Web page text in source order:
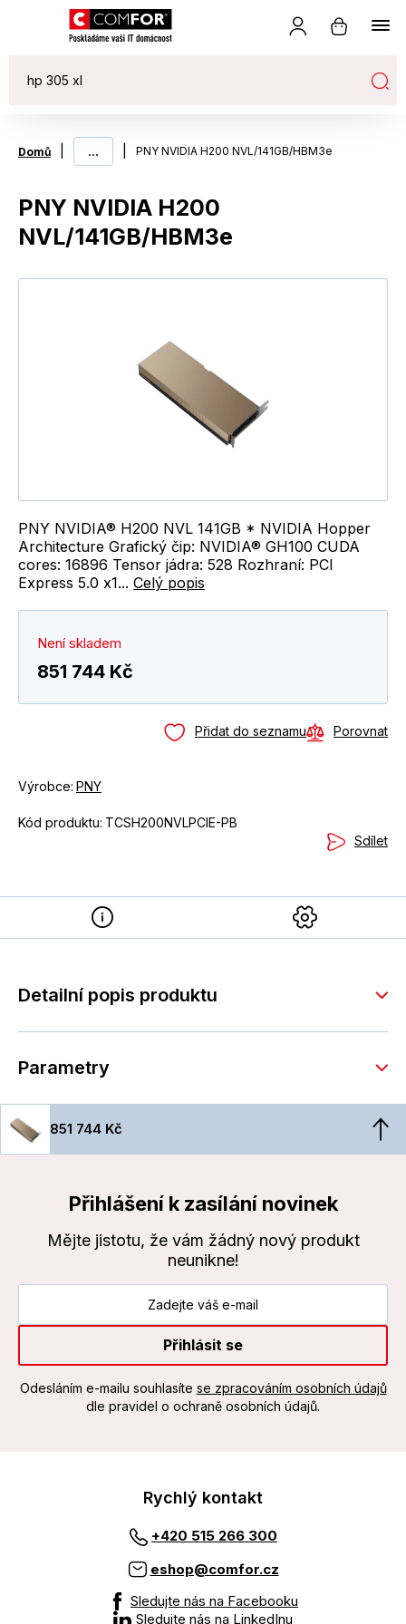
Domů ... PNY NVIDIA H200 NVL/141GB/HBM3e
PNY NVIDIA H200
NVL/141GB/HBM3e
PNY NVIDIA® H200 NVL 141GB * NVIDIA Hopper
Architecture Grafický čip: NVIDIA® GH100 CUDA
cores: 16896 Tensor jádra: 528 Rozhraní: PCI
Express 5.0 x1... Celý popis
Není skladem
851 744 Kč
Přidat do seznamu Porovnat
Výrobce: PNY
Kód produktu: TCSH200NVLPCIE-PB
Sdílet
Detailní popis produktu
Parametry
851 744 Kč
Přihlášení k zasílání novinek
Mějte jistotu, že vám žádný nový produkt
neunikne!
Přihlásit se
Odesláním e-mailu souhlasíte se zpracováním osobních údajů
dle pravidel o ochraně osobních údajů.
Rychlý kontakt
+420 515 266 300
eshop@comfor.cz
Sledujte nás na Facebooku
Sledujte nás na LinkedInu